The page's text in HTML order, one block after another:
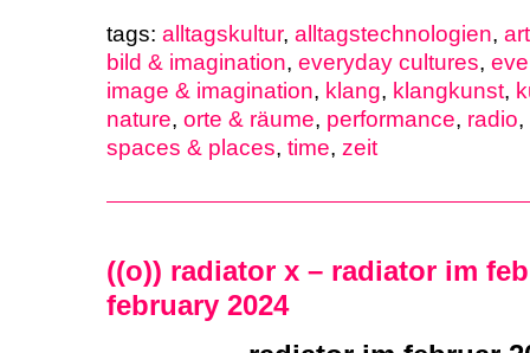
tags: alltagskultur, alltagstechnologien,
bild & imagination, everyday cultures,
image & imagination, klang, klangkunst,
nature, orte & räume, performance, radio,
spaces & places, time, zeit
((o)) radiator x – radiator im
february 2024